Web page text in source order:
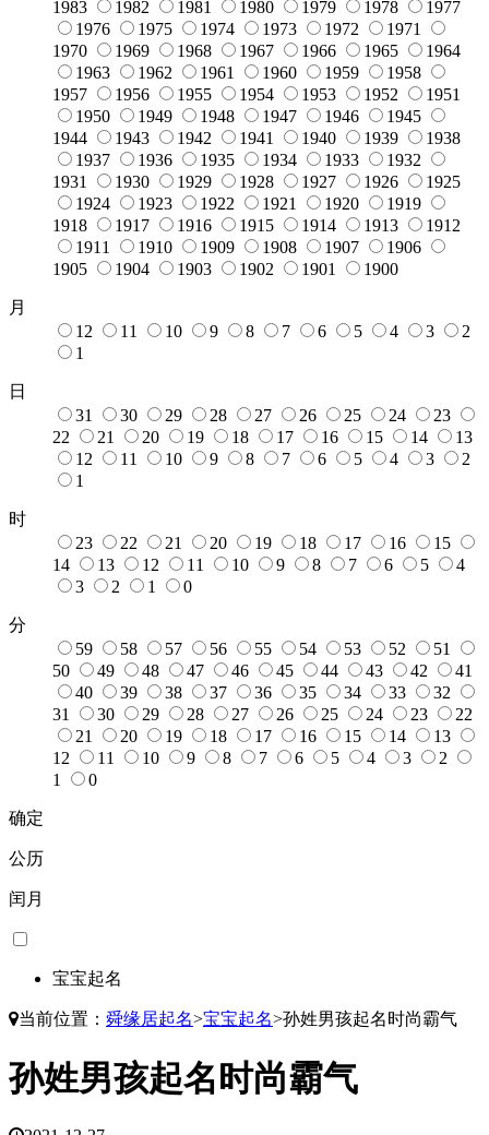
1983
1982 1981 1980 1979 1978
1977
1976
1975 1974 1973 1972
1971
1970
1969 1968 1967 1966 1965
1964
1963
1962 1961 1960 1959
1958
1957
1956 1955 1954 1953 1952
1951
1950
1949 1948 1947 1946
1945
1944
1943 1942 1941 1940 1939
1938
1937
1936 1935 1934 1933
1932
1931
1930 1929 1928 1927 1926
1925
1924
1923 1922 1921 1920
1919
1918
1917 1916 1915 1914 1913
1912
1911
1910 1909 1908 1907
1906
1905
1904 1903 1902 1901 1900
月
12
11 10 9 8 7 6 5 4 3
2
1
日
31
30 29 28 27 26 25 24
23
22
21 20 19 18 17 16 15 14
13
12
11 10 9 8 7 6 5 4 3
2
1
时
23
22 21 20 19 18 17 16
15
14
13 12 11 10 9 8 7 6 5
4
3
2 1 0
分
59
58 57 56 55 54 53 52
51
50
49 48 47 46 45 44 43 42
41
40
39 38 37 36 35 34 33
32
31
30 29 28 27 26 25 24 23
22
21
20 19 18 17 16 15 14
13
12
11 10 9 8 7 6 5 4 3
2
1
0
确定
公历
闰月
宝宝起名
当前位置： 舜缘居起名>宝宝起名>孙姓男孩起名时尚霸气
孙姓男孩起名时尚霸气